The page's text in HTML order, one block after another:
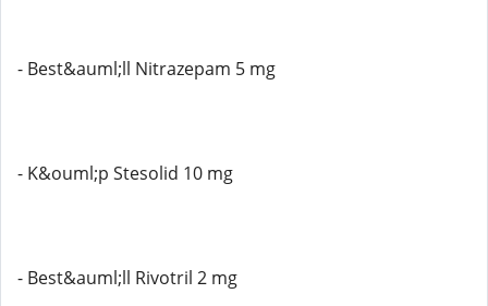
- Best&auml;ll Nitrazepam 5 mg
- K&ouml;p Stesolid 10 mg
- Best&auml;ll Rivotril 2 mg